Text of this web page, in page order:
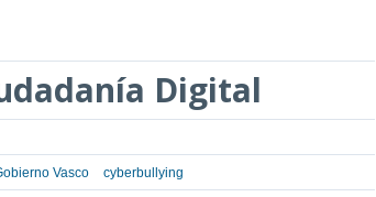
Digital
Vasco cyberbullying